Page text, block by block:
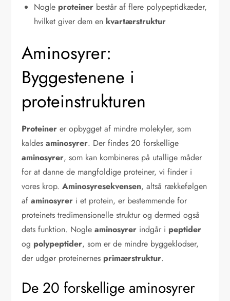
Nogle proteiner består af flere polypeptidkæder,
hvilket giver dem en kvartærstruktur
Aminosyrer:
Byggestenene i
proteinstrukturen
Proteiner er opbygget af mindre molekyler, som
kaldesaminosyrer. Der findes 20 forskellige
aminosyrer, som kan kombineres på utallige måder
for at danne de mangfoldige proteiner, vi finder i
vores krop.Aminosyresekvensen, altså rækkefølgen
afaminosyrer i et protein, er bestemmende for
proteinets tredimensionelle struktur og dermed også
dets funktion. Nogleaminosyrer indgår i peptider
og polypeptider, som er de mindre byggeklodser,
der udgør proteinernes primærstruktur.
De 20 forskellige aminosyrer